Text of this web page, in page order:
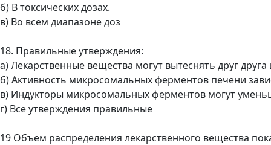
б) В токсических дозах.
в) Во всем диапазоне доз
18. Правильные утверждения:
а) Лекарственные вещества могут вытеснять друг
б) Активность микросомальных ферментов печени
в) Индукторы микросомальных ферментов могут
г) Все утверждения правильные
19 Объем распределения лекарственного вещества